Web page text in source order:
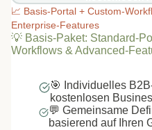
📈 Basis-Portal + Custom-
Enterprise-Features
💡 Basis-Paket: Standard-
Workflows & Advanced-
🎯 Individuelles
kostenlosen
💬 Gemeinsame
basierend auf Ihren